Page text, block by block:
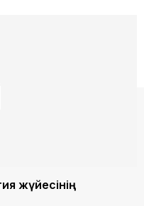
жүйесінің